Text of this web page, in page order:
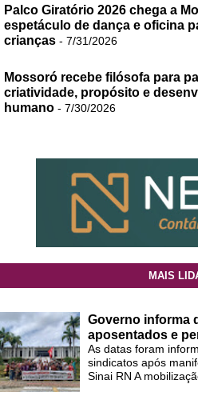
Palco Giratório 2026 chega a
espetáculo de dança e oficina
crianças - 7/31/2026
Mossoró recebe filósofa para
criatividade, propósito e
humano - 7/30/2026
MAIS
Governo informa
aposentados e
As datas foram
sindicatos após
Sinai RN A